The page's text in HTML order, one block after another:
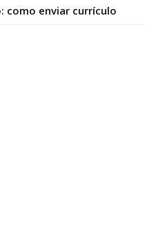
como enviar currículo